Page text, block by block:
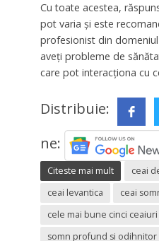
Cu toate acestea,
pot varia și este
profesionist din
aveți probleme de
care pot interacționa cu
Distribuie:
ne:
Citeste mai mult ceai
ceai levantica
ceai
cele mai bune cinci ceaiuri
somn profund si odihnitor